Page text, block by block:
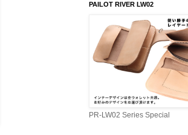
PAILOT RIVER LW02
PR-LW02 Series Special